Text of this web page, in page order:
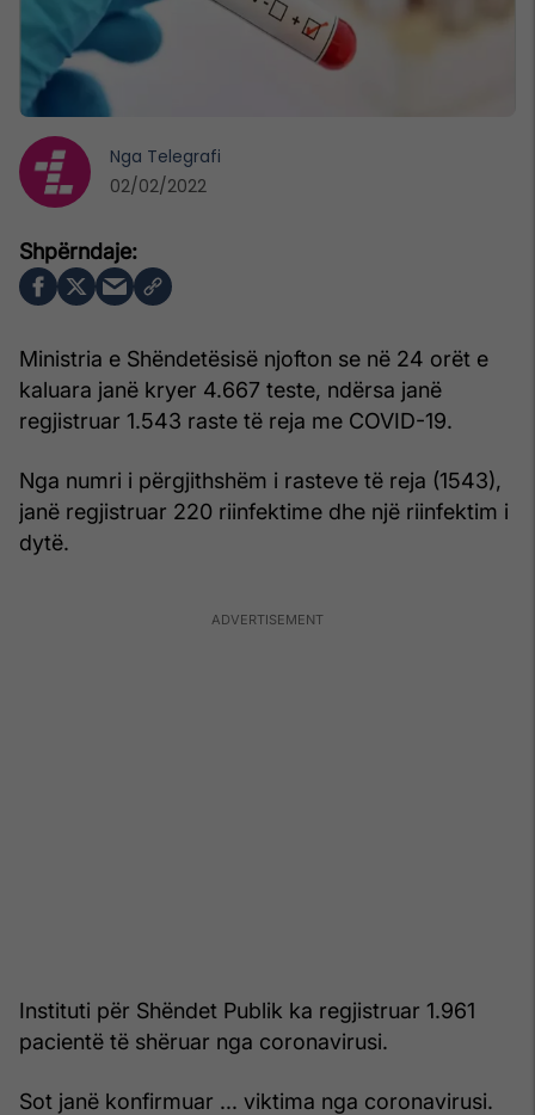
Ministria e Shëndetësisë njofton se në 24 orët e
kaluara janë kryer 4.667 teste, ndërsa janë
regjistruar 1.543 raste të reja me COVID-19.
Nga numri i përgjithshëm i rasteve të reja (1543),
janë regjistruar 220 riinfektime dhe një riinfektim i
dytë.
Instituti për Shëndet Publik ka regjistruar 1.961
pacientë të shëruar nga coronavirusi.
Sot janë konfirmuar ... viktima nga coronavirusi.
Nga Telegrafi
02/02/2022